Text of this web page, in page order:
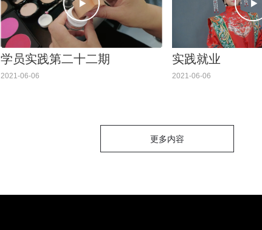
学员实践第二十二期
2021-06-06
实践就业
2021-06-06
更多内容